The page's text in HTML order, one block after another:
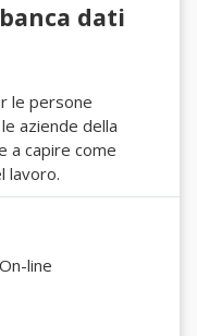
dati
le persone
aziende della
a capire come
lavoro.
On-line